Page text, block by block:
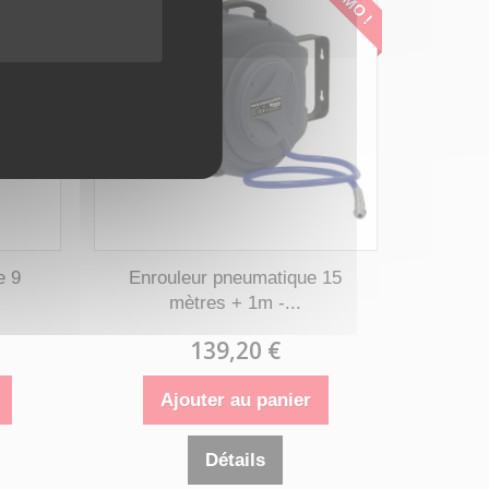
9
Enrouleur pneumatique 15
mètres + 1m -...
139,20 €
Ajouter au panier
Détails